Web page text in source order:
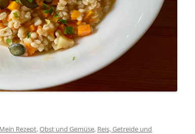
Mein Rezept,Obst und Gemüse, Reis, Getreide und